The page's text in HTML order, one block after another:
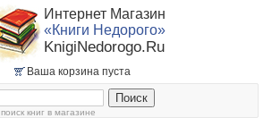
Интернет Магазин
«Книги Недорого»
KnigiNedorogo.Ru
Ваша корзина пуста
поиск книг в магазине